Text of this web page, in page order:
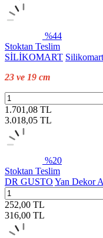
%44
Stoktan Teslim
SİLİKOMART
23 ve 19 cm
1.701,08 TL
3.018,05 TL
%20
Stoktan Teslim
DR GUSTO Yan Dekor
252,00 TL
316,00 TL